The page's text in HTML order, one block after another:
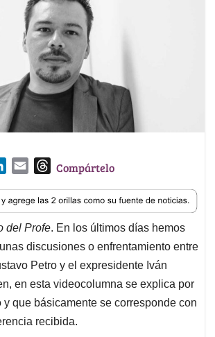
n
k
e
d
I
n
a
i
l
T
r
e
a
d
s
Compártelo
del Profe. En los últimos días hemos
discusiones o enfrentamiento entre
Petro y el expresidente Iván
en esta videocolumna se explica por
y que básicamente se corresponde con
recibida.